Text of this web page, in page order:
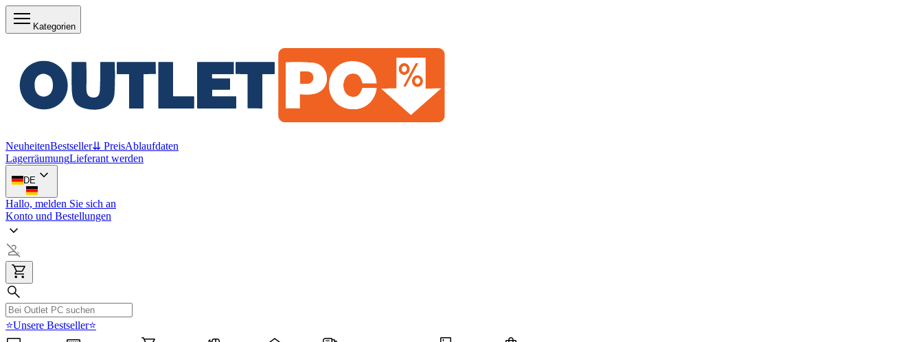
Kategorien
NeuheitenBestseller⇊ PreisAblaufdaten
LagerräumungLieferant werden
DE
Hallo, melden Sie sich an
Konto und Bestellungen
⭐Unsere Bestseller⭐